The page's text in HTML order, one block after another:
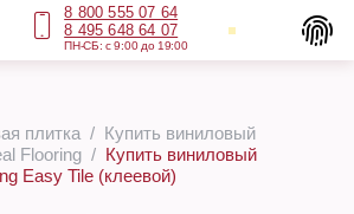
8 800 555 07 64
8 495 648 64 07
ПН-СБ: с 9:00 до 19:00
плитка
Купить виниловый
Flooring
Купить виниловый
Easy Tile (клеевой)